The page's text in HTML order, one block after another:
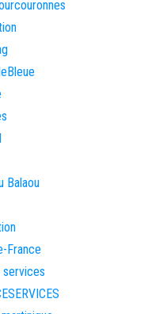
Balaou
France
services